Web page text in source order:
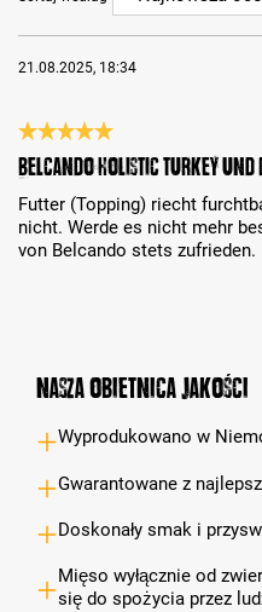
21.08.2025, 18:34
Recenzja z oceną 5 spośród 5
Belcando Holistic Turkey und
Futter (Topping) riecht
nicht. Werde es nicht mehr
von Belcando stets zufrieden.
Nasza obietnica jakości
Wyprodukowano w
Gwarantowane z
Doskonały smak i
Mięso wyłącznie od
się do spożycia przez